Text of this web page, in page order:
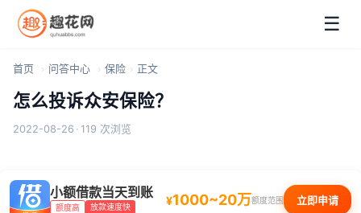
☰
首页 问答中心 保险 正文
怎么投诉众安保险？
2022-08-26 · 119 次浏览
小额借款当天到账
额度高 放款速度快 ¥1000~20万额度范围 立即申请